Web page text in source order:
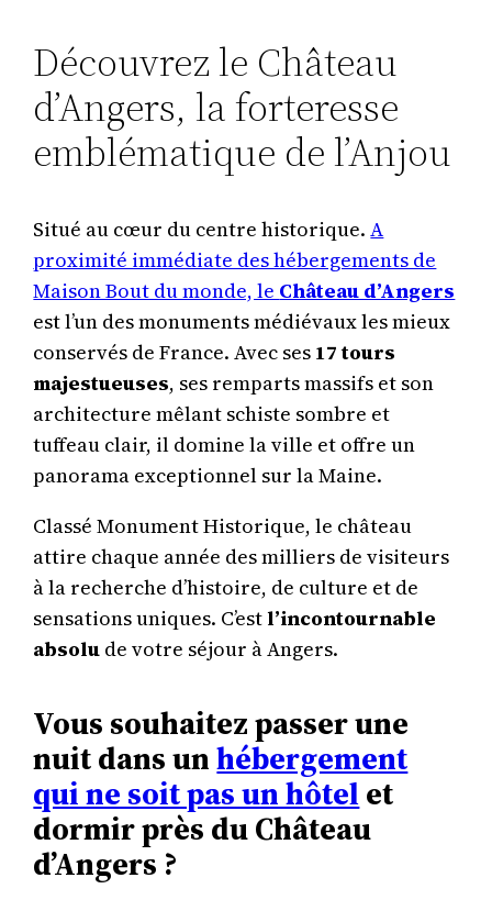
Découvrez le Château
d’Angers, la forteresse
emblématique de l’Anjou
Situé au cœur du centre historique.A
proximité immédiate des hébergements de
Maison Bout du monde, le Château d’Angers
est l’un des monuments médiévaux les mieux
conservés de France. Avec ses 17 tours
majestueuses, ses remparts massifs et son
architecture mêlant schiste sombre et
tuffeau clair, il domine la ville et offre un
panorama exceptionnel sur la Maine.
Classé Monument Historique, le château
attire chaque année des milliers de visiteurs
à la recherche d’histoire, de culture et de
sensations uniques. C’estl’incontournable
absolu de votre séjour à Angers.
Vous souhaitez passer une
nuit dans unhébergement
qui ne soit pas un hôtelet
dormir près du Château
d’Angers ?